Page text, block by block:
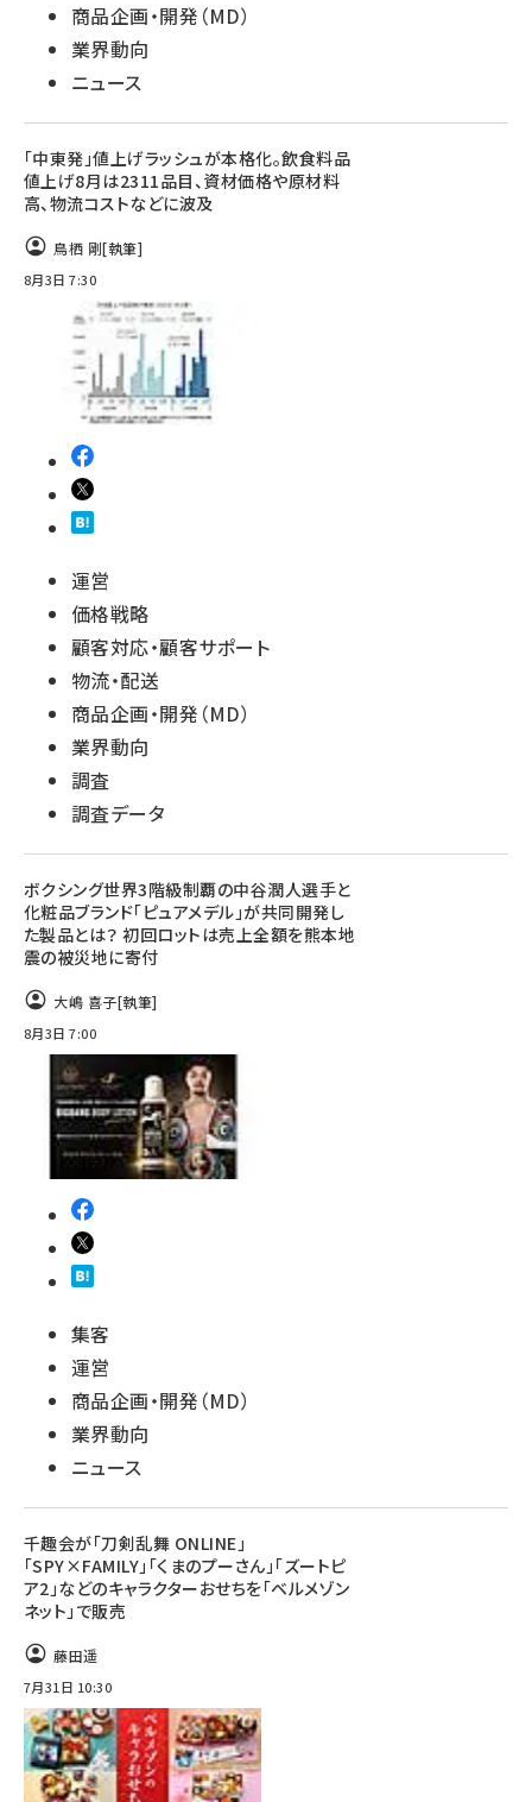
商品企画・開発（MD）
業界動向
ニュース
「中東発」値上げラッシュが本格化。飲食料品
値上げ8月は2311品目、資材価格や原材料
高、物流コストなどに波及
鳥栖 剛[執筆]
8月3日 7:30
運営
価格戦略
顧客対応・顧客サポート
物流・配送
商品企画・開発（MD）
業界動向
調査
調査データ
ボクシング世界3階級制覇の中谷潤人選手と
化粧品ブランド「ピュアメデル」が共同開発し
た製品とは？ 初回ロットは売上全額を熊本地
震の被災地に寄付
大嶋 喜子[執筆]
8月3日 7:00
集客
運営
商品企画・開発（MD）
業界動向
ニュース
千趣会が「刀剣乱舞 ONLINE」
「SPY×FAMILY」「くまのプーさん」「ズートピ
ア2」などのキャラクターおせちを「ベルメゾン
ネット」で販売
藤田遥
7月31日 10:30